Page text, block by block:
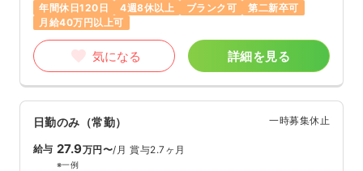
年間休日120日
4週8休以上 ブランク可
第二新卒可
月給40万円以上可
気になる 詳細を見る
日勤のみ（常勤） 一時募集休止
給与 27.9万円〜/月 賞与2.7ヶ月
※一例